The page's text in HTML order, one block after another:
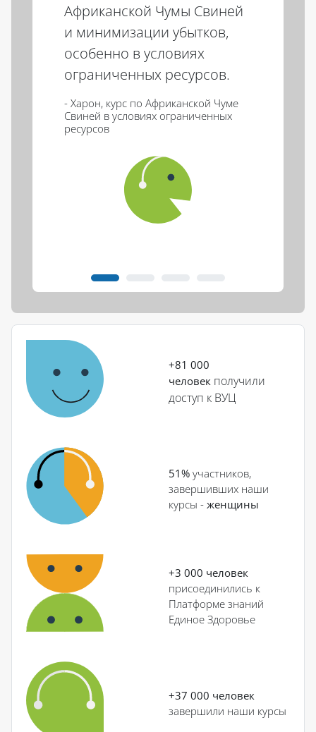
Африканской Чумы Свиней
и минимизации убытков,
особенно в условиях
ограниченных ресурсов.
- Харон, курс по Африканской Чуме
Свиней в условиях ограниченных
ресурсов
Блоки
Пропустить (новый блок HTML)
+81 000
человек получили
доступ к ВУЦ
51% участников,
завершивших наши
курсы - женщины
+3 000 человек
присоединились к
Платформе знаний
Единое Здоровье
+37 000 человек
завершили наши курсы